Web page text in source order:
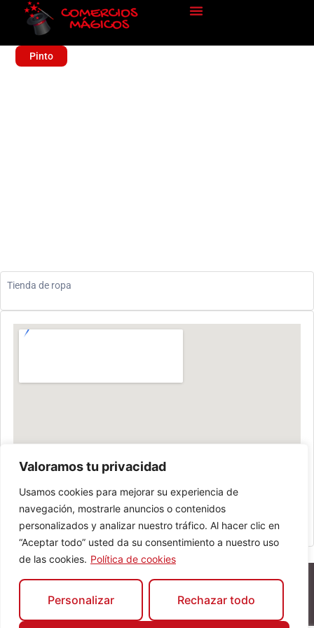
Valoramos tu privacidad
Usamos cookies para mejorar su experiencia de
navegación, mostrarle anuncios o contenidos
personalizados y analizar nuestro tráfico. Al hacer clic en
“Aceptar todo” usted da su consentimiento a nuestro uso
de las cookies. Política de cookies
Personalizar Rechazar todo
Pinto
Tienda de ropa